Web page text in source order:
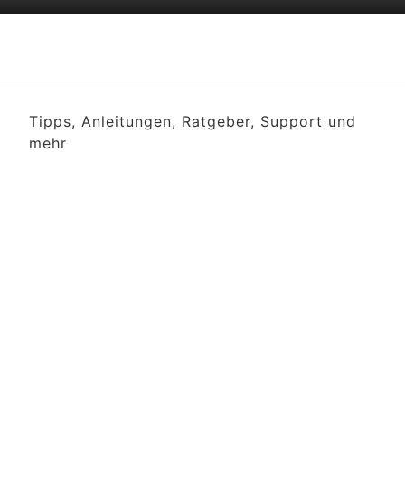
Tipps, Anleitungen, Ratgeber, Support und
mehr